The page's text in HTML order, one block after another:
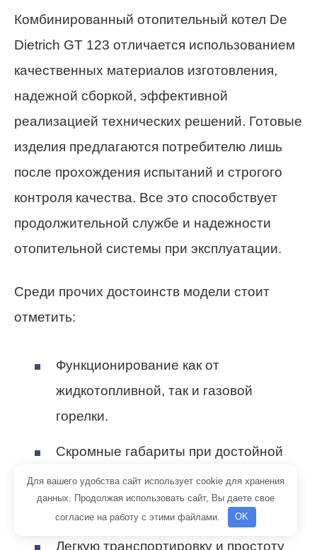
Комбинированный отопительный котел De
Dietrich GT 123 отличается использованием
качественных материалов изготовления,
надежной сборкой, эффективной
реализацией технических решений. Готовые
изделия предлагаются потребителю лишь
после прохождения испытаний и строгого
контроля качества. Все это способствует
продолжительной службе и надежности
отопительной системы при эксплуатации.
Среди прочих достоинств модели стоит
отметить:
Функционирование как от
жидкотопливной, так и газовой
горелки.
Скромные габариты при достойной
мощности.
Компактный дизайн.
Легкую транспортировку и простоту
Для вашего удобства сайт использует cookie для хранения
данных. Продолжая использовать сайт, Вы даете свое
согласие на работу с этими файлами.
OK